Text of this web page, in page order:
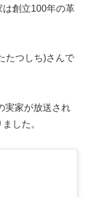
は創立100年の革
たつしち)さんで
実家が放送され
した。